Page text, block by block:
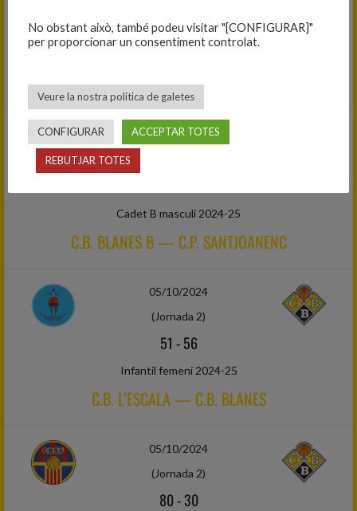
68-55
C.B. BLANES A — C.B.U. LLORET
05/10/2024
Cadet B masculí 2024-25
C.B. BLANES B — C.P. SANTJOANENC
05/10/2024
(Jornada 2)
51 -56
Infantil femení 2024-25
C.B. L’ESCALA — C.B. BLANES
05/10/2024
(Jornada 2)
80-30
No obstant això, també podeu visitar "[CONFIGURAR]"
per proporcionar un consentiment controlat.
Veure la nostra política de galetes
CONFIGURAR ACCEPTAR TOTES
REBUTJAR TOTES